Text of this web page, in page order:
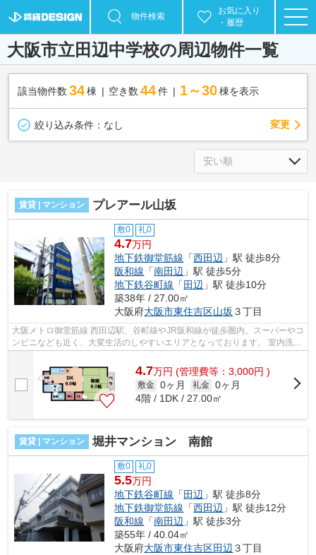
物件検索
お気に入り
・履歴
大阪市立田辺中学校の周辺物件一覧
該当物件数 34棟 空き数 44 件 1～30 棟を表示
絞り込み条件： なし 変更
賃貸 | マンション プレアール山坂
敷0 礼0
4.7万円
地下鉄御堂筋線 「西田辺 」駅 徒歩8分
阪和線 「南田辺 」駅 徒歩5分
地下鉄谷町線 「 田辺 」駅 徒歩10分
築38年 / 27.00㎡
大阪府大阪市東住吉区山坂 ３丁目
大阪メトロ御堂筋線 西田辺駅、谷町線やJR阪和線が徒歩圏内。スーパーやコ
ンビニなども近く、大変生活のしやすいエリアとなっております。 室内洗濯
置場・独立洗面台・脱衣所のあった...
4.7万円 (管理費等：3,000円 )
敷金 0ヶ月 礼金 0ヶ月
4階 / 1DK / 27.00㎡
賃貸 | マンション 堀井マンション 南館
敷0 礼0
5.5万円
地下鉄谷町線 「田辺 」駅 徒歩8分
地下鉄御堂筋線 「西田辺 」駅 徒歩12分
阪和線 「南田辺 」駅 徒歩3分
築55年 / 40.04㎡
大阪府大阪市東住吉区田辺 ３丁目